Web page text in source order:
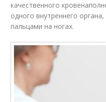
качественного
одного внутреннего
пальцами на ногах.